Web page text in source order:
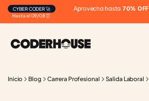
Hasta el 09/08 ⏰
CYBER CODER 🚀 Aprovecha hasta 70% OFF
Inicio Blog Carrera Profesional Salida Laboral